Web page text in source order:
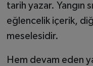
tarih yazar. Yangın
eğlencelik içerik,
meselesidir.
Hem devam eden